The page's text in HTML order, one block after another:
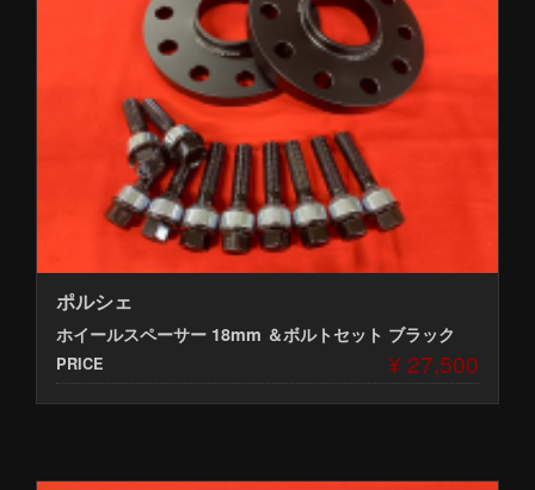
ポルシェ
ホイールスペーサー 18mm ＆ボルトセット ブラック
PRICE ¥ 27,500